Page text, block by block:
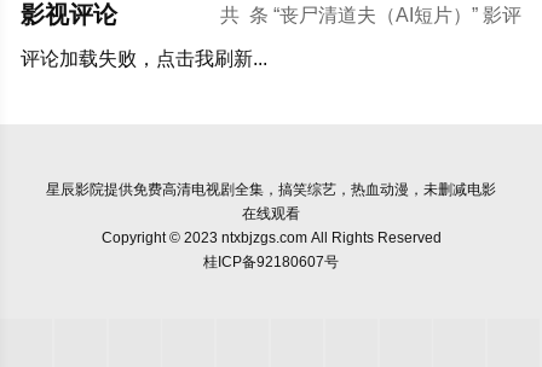
共 条 “丧尸清道夫（AI短片）” 影评
影视评论
评论加载失败，点击我刷新...
星辰影院提供免费高清电视剧全集，搞笑综艺，热血动漫，未删减电影
在线观看
Copyright © 2023 ntxbjzgs.com All Rights Reserved
桂ICP备92180607号